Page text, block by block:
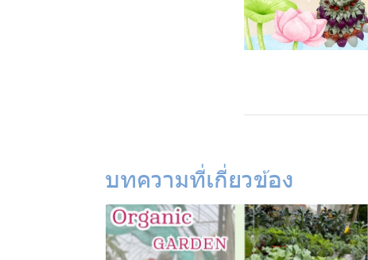
บทความที่เกี่ยวข้อง